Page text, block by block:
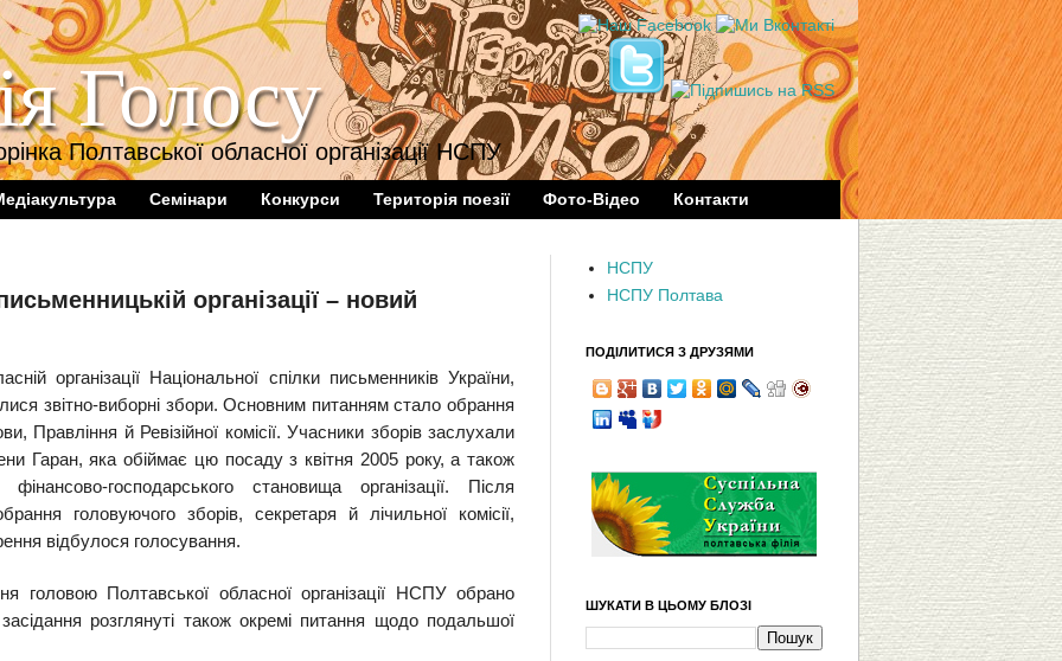
Голосу
Полтавської обласної організації НСПУ
Семінари Конкурси Територія поезії Фото-Відео Контакти
організації – новий
організації Національної спілки письменників України,
звітно-виборні збори. Основним питанням стало обрання
Правління й Ревізійної комісії. Учасники зборів заслухали
Гаран, яка обіймає цю посаду з квітня 2005 року, а також
фінансово-господарського становища організації. Після
головуючого зборів, секретаря й лічильної комісії,
відбулося голосування.
головою Полтавської обласної організації НСПУ обрано
розглянуті також окремі питання щодо подальшої
НСПУ
НСПУ Полтава
ПОДІЛИТИСЯ З ДРУЗЯМИ
ШУКАТИ В ЦЬОМУ БЛОЗІ